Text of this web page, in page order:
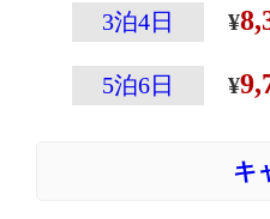
3泊4日
5泊6日
キ